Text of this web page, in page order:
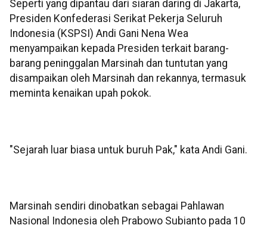
Seperti yang dipantau dari siaran daring di Jakarta,
Presiden Konfederasi Serikat Pekerja Seluruh
Indonesia (KSPSI) Andi Gani Nena Wea
menyampaikan kepada Presiden terkait barang-
barang peninggalan Marsinah dan tuntutan yang
disampaikan oleh Marsinah dan rekannya, termasuk
meminta kenaikan upah pokok.
"Sejarah luar biasa untuk buruh Pak," kata Andi Gani.
Marsinah sendiri dinobatkan sebagai Pahlawan
Nasional Indonesia oleh Prabowo Subianto pada 10